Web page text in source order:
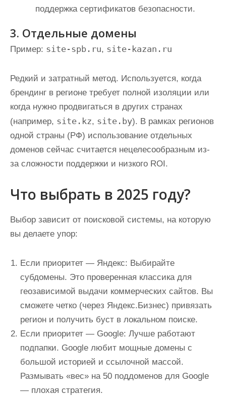
поддержка сертификатов безопасности.
3. Отдельные домены
Пример: site-spb.ru, site-kazan.ru
Редкий и затратный метод. Используется, когда
брендинг в регионе требует полной изоляции или
когда нужно продвигаться в других странах
(например, site.kz, site.by). В рамках регионов
одной страны (РФ) использование отдельных
доменов сейчас считается нецелесообразным из-
за сложности поддержки и низкого ROI.
Что выбрать в 2025 году?
Выбор зависит от поисковой системы, на которую
вы делаете упор:
Если приоритет — Яндекс: Выбирайте
субдомены. Это проверенная классика для
геозависимой выдачи коммерческих сайтов. Вы
сможете четко (через Яндекс.Бизнес) привязать
регион и получить буст в локальном поиске.
Если приоритет — Google: Лучше работают
подпапки. Google любит мощные домены с
большой историей и ссылочной массой.
Размывать «вес» на 50 поддоменов для Google
— плохая стратегия.